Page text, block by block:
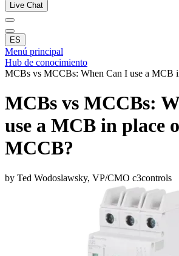
Live Chat
ES
Menú principal
Hub de conocimiento
MCBs vs MCCBs: When Can I use a MCB
MCBs vs MCCBs:
use a MCB in place
MCCB?
by Ted Wodoslawsky, VP/CMO c3controls